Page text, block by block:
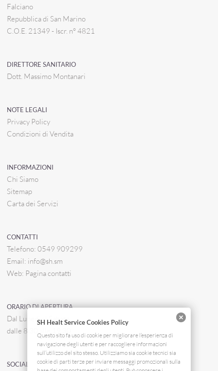
Falciano
Repubblica di San Marino
C.O.E. 21349 - Iscr. n° 4821
DIRETTORE SANITARIO
Dott. Massimo Montanari
NOTE LEGALI
Privacy Policy
Condizioni di Vendita
INFORMAZIONI
Chi Siamo
Sitemap
Carta dei Servizi
CONTATTI
Telefono: 0549 909299
Email: info@sh.sm
Web: Pagina contatti
ORARIO DI APERTURA
Dal Lunedì al Sabato
dalle 8.30 alle 19.30
SOCIAL
SH Healt Service Cookies Policy
Questo sito fa uso di cookie per migliorare l’esperienza di
navigazione degli utenti e per raccogliere informazioni
sull’utilizzo del sito stesso. Utilizziamo sia cookie tecnici sia
cookie di parti terze per inviare messaggi promozionali sulla